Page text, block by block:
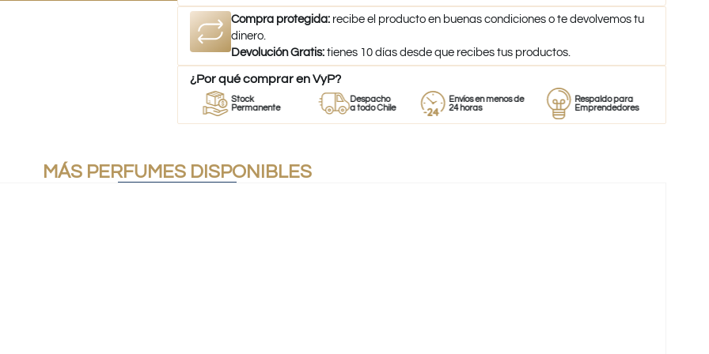
Compra protegida: recibe el producto en buenas condiciones o te devolvemos tu
dinero.
Devolución Gratis: tienes 10 días desde que recibes tus productos.
¿Por qué comprar en VyP?
Stock
Permanente
Despacho
a todo Chile
Envíos en menos de
24 horas
Respaldo para
Emprendedores
MÁS PERFUMES DISPONIBLES